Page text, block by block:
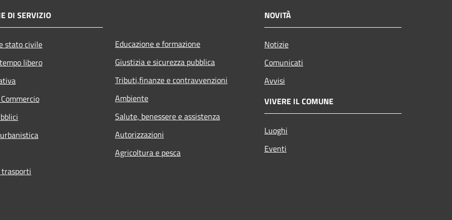
DI SERVIZIO
stato civile
libero
Educazione e formazione
Giustizia e sicurezza pubblica
Tributi,finanze e contravvenzioni
Ambiente
Salute, benessere e assistenza
Autorizzazioni
Agricoltura e pesca
NOVITÀ
Notizie
Comunicati
Avvisi
VIVERE IL COMUNE
Luoghi
Eventi